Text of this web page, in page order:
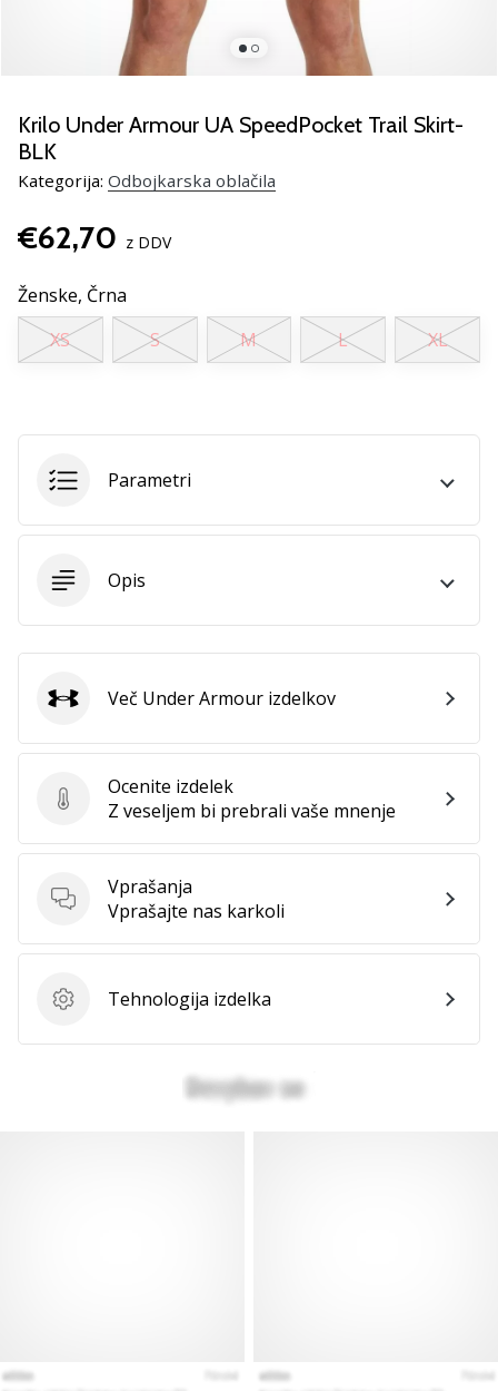
odbojkarski/a
navdušenec/ka,
mi?
Pridruži
se
kot
brend
11. 8. 2022
Weplayvolleyball
program
Imate
spletno
stran,
blog,
stran
online
Začnite
služiti.
Pridružite
našemu…
Prikaži
vse
Krilo Under Armour UA SpeedPocket Trail Skirt-
BLK
Kategorija: Odbojkarska oblačila
€62,70 z DDV
Ženske, Črna
XS
S M L XL
Parametri
Opis
Ocenite izdelek
Ocenite izdelek
Z veseljem bi prebrali vaše mnenje
Vprašanja
Vprašanja
Vprašajte nas karkoli
Tehnologija izdelka
Tehnologija izdelka
Under Armour
Več Under Armour izdelkov